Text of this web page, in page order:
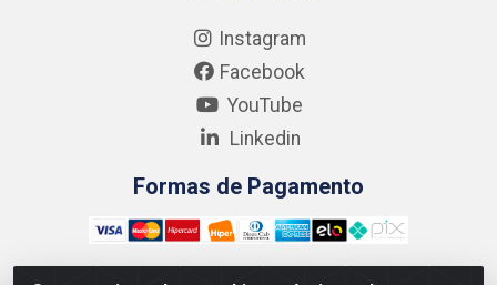
Instagram
Facebook
YouTube
Linkedin
Formas de Pagamento